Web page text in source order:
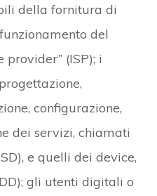
della fornitura di
del
provider” (ISP); i
configurazione,
dei servizi, chiamati
e quelli dei device,
gli utenti digitali o